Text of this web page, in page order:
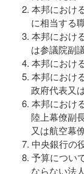
本邦におけ
に相当する
本邦におけ
は参議院副
本邦におけ
本邦におけ
政府代表又
本邦におけ
陸上幕僚副
又は航空幕
中央銀行の
予算につい
ならない法